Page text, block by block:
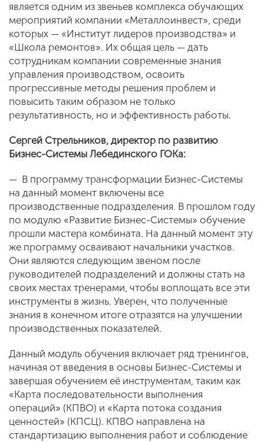
является одним из звеньев комплекса обучающих
мероприятий компании «Металлоинвест», среди
которых — «Институт лидеров производства» и
«Школа ремонтов». Их общая цель — дать
сотрудникам компании современные знания
управления производством, освоить
прогрессивные методы решения проблем и
повысить таким образом не только
результативность, но и эффективность работы.
Сергей Стрельников, директор по развитию
Бизнес-Системы Лебединского ГОКа:
— В программу трансформации Бизнес-Системы
на данный момент включены все
производственные подразделения. В прошлом году
по модулю «Развитие Бизнес-Системы» обучение
прошли мастера комбината. На данный момент эту
же программу осваивают начальники участков.
Они являются следующим звеном после
руководителей подразделений и должны стать на
своих местах тренерами, чтобы воплощать все эти
инструменты в жизнь. Уверен, что полученные
знания в конечном итоге отразятся на улучшении
производственных показателей.
Данный модуль обучения включает ряд тренингов,
начиная от введения в основы Бизнес-Системы и
завершая обучением её инструментам, таким как
«Карта последовательности выполнения
операций» (КПВО) и «Карта потока создания
ценностей» (КПСЦ). КПВО направлена на
стандартизацию выполнения работ и соблюдение